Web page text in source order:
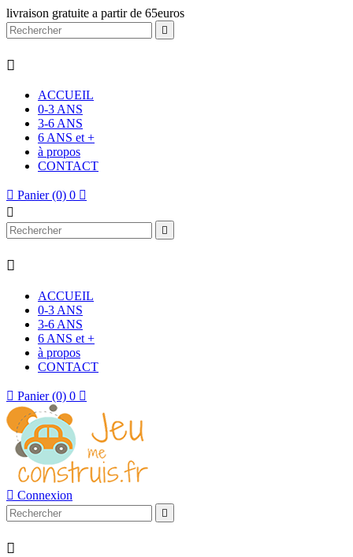
livraison gratuite a partir de 65euros


ACCUEIL
0-3 ANS
3-6 ANS
6 ANS et +
à propos
CONTACT
 Panier (0) 0 



ACCUEIL
0-3 ANS
3-6 ANS
6 ANS et +
à propos
CONTACT
 Panier (0) 0 
 Connexion

